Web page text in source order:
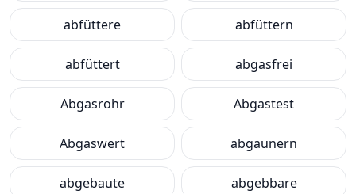
abfüttere abfüttern
abfüttert abgasfrei
Abgasrohr Abgastest
Abgaswert abgaunern
abgebaute abgebbare